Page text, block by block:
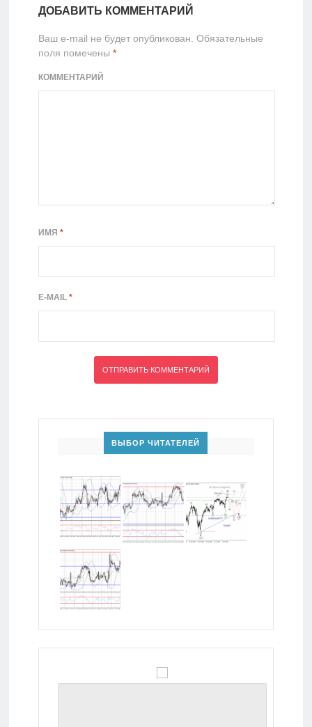
ДОБАВИТЬ КОММЕНТАРИЙ
Ваш e-mail не будет опубликован. Обязательные
поля помечены *
КОММЕНТАРИЙ
ИМЯ *
E-MAIL *
ВЫБОР ЧИТАТЕЛЕЙ